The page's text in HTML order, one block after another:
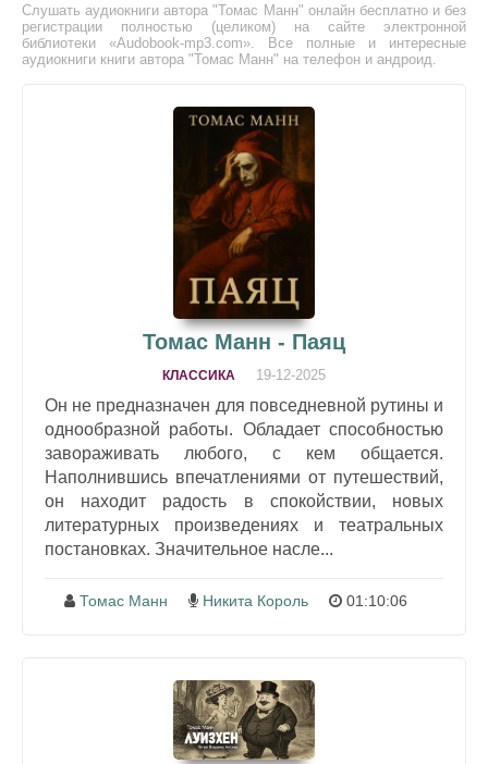
Слушать аудиокниги автора "Томас Манн" онлайн бесплатно и без
регистрации полностью (целиком) на сайте электронной
библиотеки «Audobook-mp3.com». Все полные и интересные
аудиокниги книги автора "Томас Манн" на телефон и андроид.
Томас Манн - Паяц
КЛАССИКА 19-12-2025
Он не предназначен для повседневной рутины и
однообразной работы. Обладает способностью
завораживать любого, с кем общается.
Наполнившись впечатлениями от путешествий,
он находит радость в спокойствии, новых
литературных произведениях и театральных
постановках. Значительное насле...
Томас Манн Никита Король 01:10:06